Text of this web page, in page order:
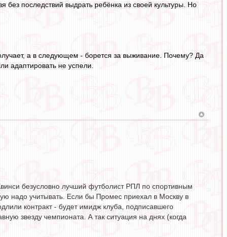
последствий выдрать ребёнка из своей культуры. Но
а в следующем - борется за выживание. Почему? Да
адаптировать не успели.
безусловно лучший футболист РПЛ по спортивным
надо учитывать. Если бы Промес приехал в Москву в
контракт - будет имидж клуба, подписавшего
звезду чемпионата. А так ситуация на днях (когда